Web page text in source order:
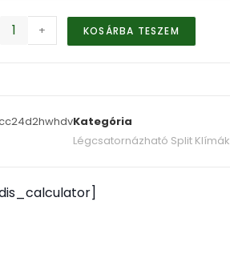
+ KOSÁRBA TESZEM
Kategória
Légcsatornázható Split Klímák